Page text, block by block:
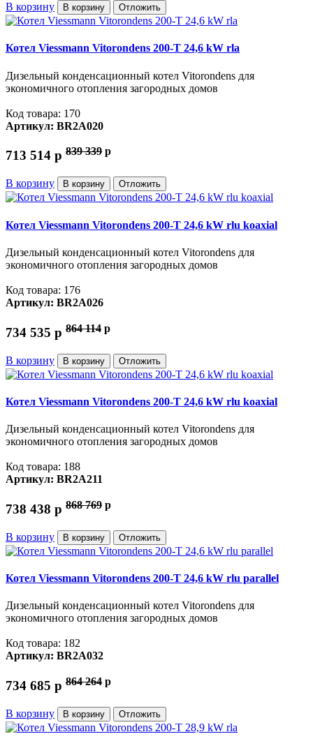
В корзину В корзину Отложить
Котел Viessmann Vitorondens 200-T 24,6 kW rla
Дизельный конденсационный котел Vitorondens для
экономичного отопления загородных домов
Код товара: 170
Артикул: BR2A020
713 514 p 839 339 p
В корзину В корзину Отложить
Котел Viessmann Vitorondens 200-T 24,6 kW rlu koaxial
Дизельный конденсационный котел Vitorondens для
экономичного отопления загородных домов
Код товара: 176
Артикул: BR2A026
734 535 p 864 114 p
В корзину В корзину Отложить
Котел Viessmann Vitorondens 200-T 24,6 kW rlu koaxial
Дизельный конденсационный котел Vitorondens для
экономичного отопления загородных домов
Код товара: 188
Артикул: BR2A211
738 438 p 868 769 p
В корзину В корзину Отложить
Котел Viessmann Vitorondens 200-T 24,6 kW rlu parallel
Дизельный конденсационный котел Vitorondens для
экономичного отопления загородных домов
Код товара: 182
Артикул: BR2A032
734 685 p 864 264 p
В корзину В корзину Отложить